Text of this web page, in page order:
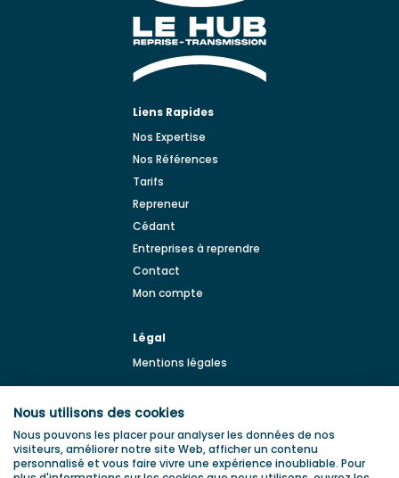
Liens Rapides
Nos Expertise
Nos Références
Tarifs
Repreneur
Cédant
Entreprises à reprendre
Contact
Mon compte
Légal
Mentions légales
d'entreprise
Nous utilisons des cookies
Nous pouvons les placer pour analyser les données de nos
visiteurs, améliorer notre site Web, afficher un contenu
personnalisé et vous faire vivre une expérience inoubliable. Pour